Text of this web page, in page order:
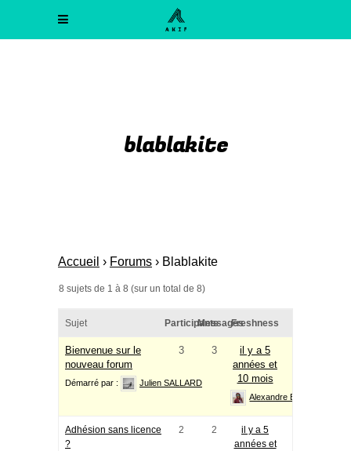
blablakite
Accueil › Forums › Blablakite
8 sujets de 1 à 8 (sur un total de 8)
Sujet ParticipantsMessagesFreshness
Bienvenue sur le
nouveau forum
Démarré par : Julien SALLARD
3 3
il y a 5
années et
10 mois
Alexandre Baril
Adhésion sans licence
?
2 2
il y a 5
années et